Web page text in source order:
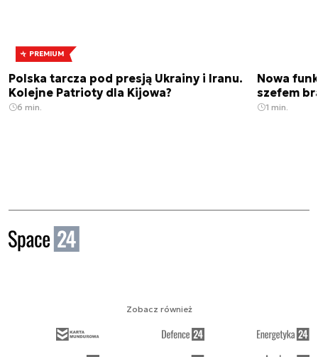
PREMIUM
Polska tarcza pod presją Ukrainy i Iranu.
Kolejne Patrioty dla Kijowa?
6 min.
Nowa
szefem
1 min.
Zobacz również